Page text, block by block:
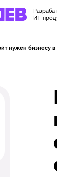
ИТ-
нужен бизнесу